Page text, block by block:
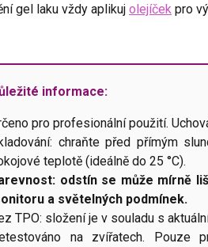
gel laku vždy aplikuj olejíčekpro
informace:
pro profesionální použití.
chraňte před přímým
teplotě (ideálně do 25 °C).
odstín se může mírně
a světelných podmínek.
TPO: složení je v souladu s
na zvířatech. Pouze